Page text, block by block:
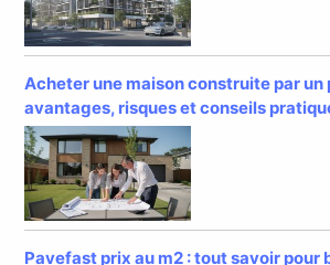
Acheter une maison construite par un
avantages, risques et conseils
Pavefast prix au m2 : tout savoir pour